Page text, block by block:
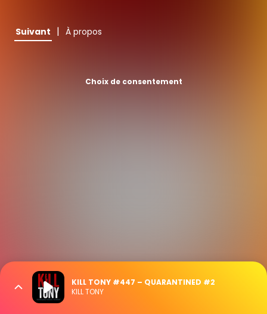
Suivant | À propos
Choix de consentement
KILL TONY #447 – QUARANTINED #2
KILL TONY